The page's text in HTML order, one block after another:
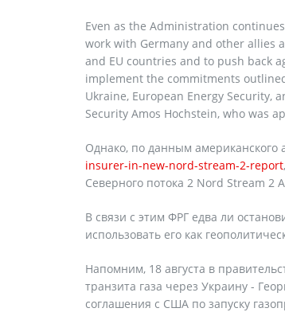
Even as the Administration
work with Germany and other allies
and EU countries and to push back
implement the commitments
Ukraine, European Energy Security,
Security Amos Hochstein, who was
Однако, по данным американского
insurer-in-new-nord-stream-2-report
Северного потока 2 Nord Stream 2
В связи с этим ФРГ едва ли
использовать его как
Напомним, 18 августа в
транзита газа через Украину -
соглашения с США по запуску